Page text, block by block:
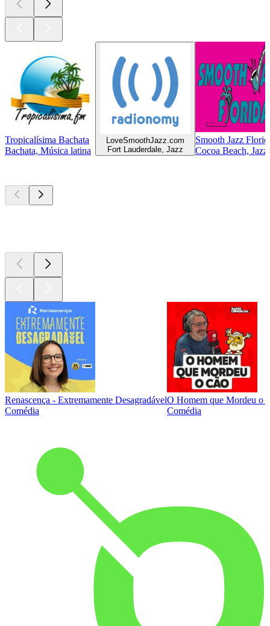
Tropicalísima Bachata
Bachata, Música latina
LoveSmoothJazz.com
Fort Lauderdale, Jazz
Smooth Jazz
Cocoa Beach, Jazz
Renascença - Extremamente Desagradável
Comédia
O Homem que Mordeu o
Comédia